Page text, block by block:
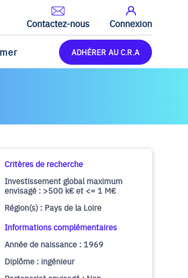
Contactez-nous Connexion
ADHÉRER AU C.R.A
Critères de recherche
Investissement global maximum
envisagé : >500 k€ et <= 1 M€
Région(s) : Pays de la Loire
Informations complémentaires
Année de naissance : 1969
Diplôme : ingénieur